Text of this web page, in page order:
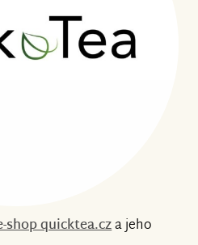
shop quicktea.cza jeho